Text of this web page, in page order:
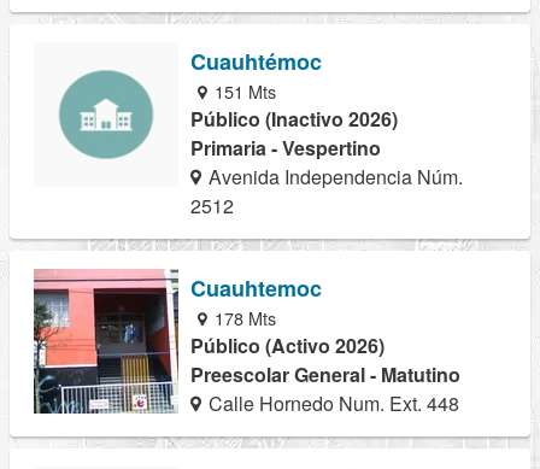
Cuauhtémoc
151 Mts
Público (Inactivo 2026)
Primaria - Vespertino
Avenida Independencia Núm.
2512
Cuauhtemoc
178 Mts
Público (Activo 2026)
Preescolar General - Matutino
Calle Hornedo Num. Ext. 448